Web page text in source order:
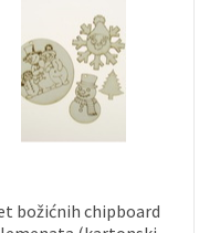
božićnih chipboard